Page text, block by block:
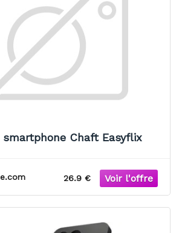
smartphone Chaft Easyflix
26.9 €